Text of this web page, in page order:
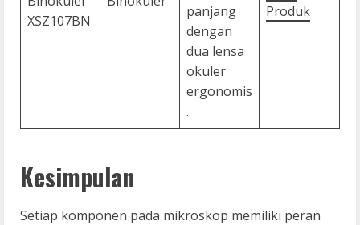
XSZ107BN
panjang
dengan
dua lensa
okuler
ergonomis
.
Produk
Kesimpulan
Setiap komponen pada mikroskop memiliki peran